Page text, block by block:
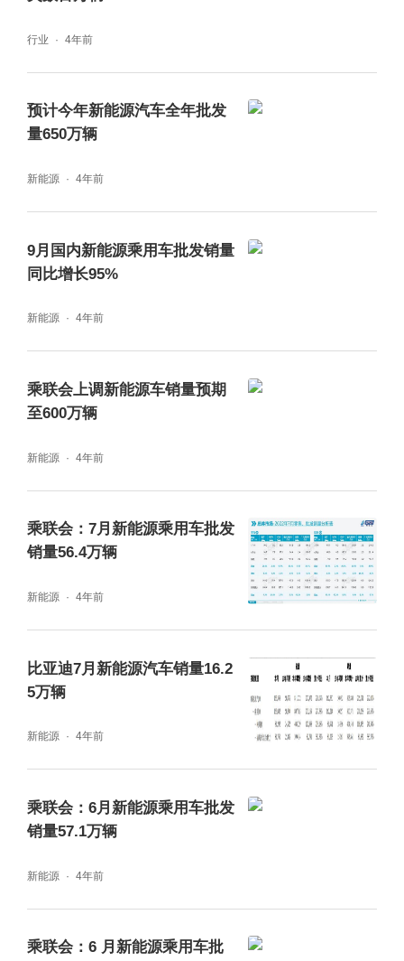
“我们认为上海疫情对汽车供应端的影响是巨大
的。上海占全国10%的生产量，长春也占1
0%，两个地区合起来占到20%多的产量。但
是它们的零部件的次生影响相对来说是比较
大，尤其上海是零部件的核心集散地，80%以
上零部件都在上海及周边生产，所以这样的话
带来的影响就比较大。”崔东树说，上海疫情对
乘用车销量的影响程度在40%左右，这是相对
客观的判断。
眼下，上海虽然在全力推动“白名单”企业复工
当前最主要的问题不在于整车厂的产能恢复，
在国内乘用车整体市场不及预期的背景下，4
月新能源汽车依旧表现出强韧的势头，同比大
幅增长。数据显示，4月新能源乘用车零售量
0万辆，同比增长50.1%。
分类别来看，纯电动乘用车4月零售量达到21.
电混动乘用车4月零售量为7.0万辆，同比增长
148.1%，环比下降17.7%。由此来看，插电混
行业 4年前
预计今年新能源汽车全年批发
量650万辆
新能源 4年前
9月国内新能源乘用车批发销量
同比增长95%
新能源 4年前
乘联会上调新能源车销量预期
至600万辆
新能源 4年前
乘联会：7月新能源乘用车批发
销量56.4万辆
新能源 4年前
比亚迪7月新能源汽车销量16.2
5万辆
新能源 4年前
乘联会：6月新能源乘用车批发
销量57.1万辆
新能源 4年前
乘联会：6 月新能源乘用车批